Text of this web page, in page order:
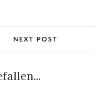
NEXT POST